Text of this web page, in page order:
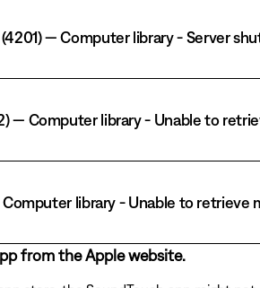
— Computer library - Server
— Computer library - Unable to
Computer library - Unable to
from the Apple website.